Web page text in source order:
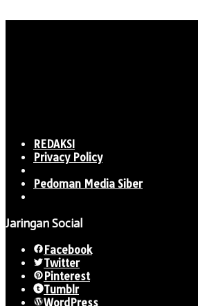
REDAKSI
Privacy Policy
Pedoman Media Siber
Jaringan Social
Facebook
Twitter
Pinterest
Tumblr
WordPress